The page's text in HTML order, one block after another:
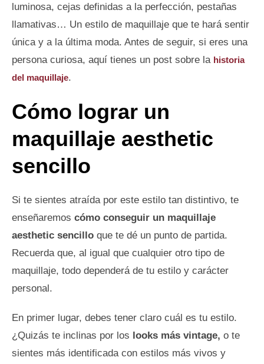
luminosa, cejas definidas a la perfección, pestañas
llamativas… Un estilo de maquillaje que te hará sentir
única y a la última moda. Antes de seguir, si eres una
persona curiosa, aquí tienes un post sobre la historia
del maquillaje.
Cómo lograr un
maquillaje aesthetic
sencillo
Si te sientes atraída por este estilo tan distintivo, te
enseñaremos cómo conseguir un maquillaje
aesthetic sencillo que te dé un punto de partida.
Recuerda que, al igual que cualquier otro tipo de
maquillaje, todo dependerá de tu estilo y carácter
personal.
En primer lugar, debes tener claro cuál es tu estilo.
¿Quizás te inclinas por los looks más vintage, o te
sientes más identificada con estilos más vivos y